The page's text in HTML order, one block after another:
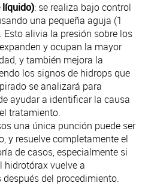
líquido): se realiza bajo control
una pequeña aguja (1
alivia la presión sobre los
y ocupan la mayor
y también mejora la
los signos de hidrops que
se analizará para
ayudar a identificar la causa
tratamiento.
una única punción puede ser
y resuelve completamente el
de casos, especialmente si
hidrotórax vuelve a
del procedimiento.